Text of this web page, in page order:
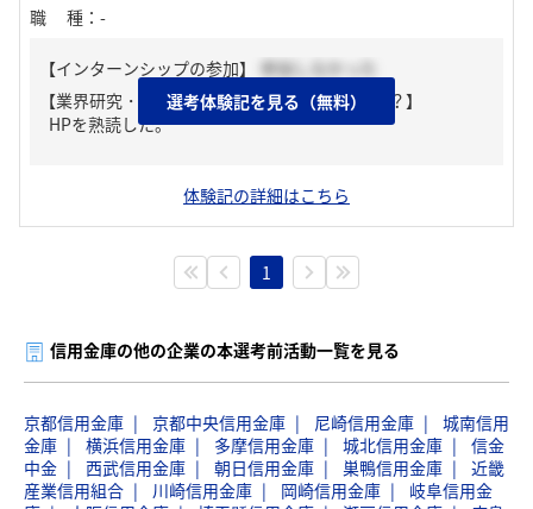
職種 ： -
【インターンシップの参加】
参加しなかった
【業界研究・企業研究はどんな風にしましたか？】
HPを熟読した。
選考体験記を見る（無料）
体験記の詳細はこちら
1
信用金庫の他の企業の本選考前活動一覧を見る
京都信用金庫 京都中央信用金庫 尼崎信用金庫
城南信用
金庫
横浜信用金庫 多摩信用金庫 城北信用金庫
信金
中金
西武信用金庫 朝日信用金庫 巣鴨信用金庫
近畿
産業信用組合
川崎信用金庫 岡崎信用金庫
岐阜信用金